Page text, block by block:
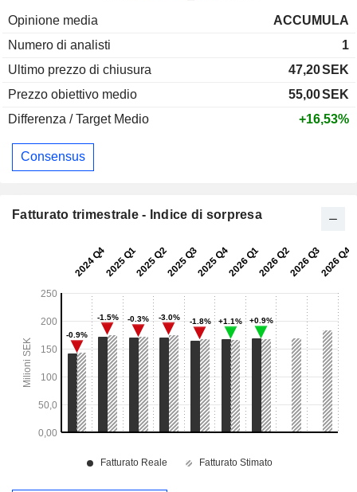
Opinione media
ACCUMULA
Numero di analisti
1
Ultimo prezzo di chiusura
47,20SEK
Prezzo obiettivo medio
55,00SEK
Differenza / Target Medio
+16,53%
Consensus
Fatturato trimestrale - Indice di sorpresa